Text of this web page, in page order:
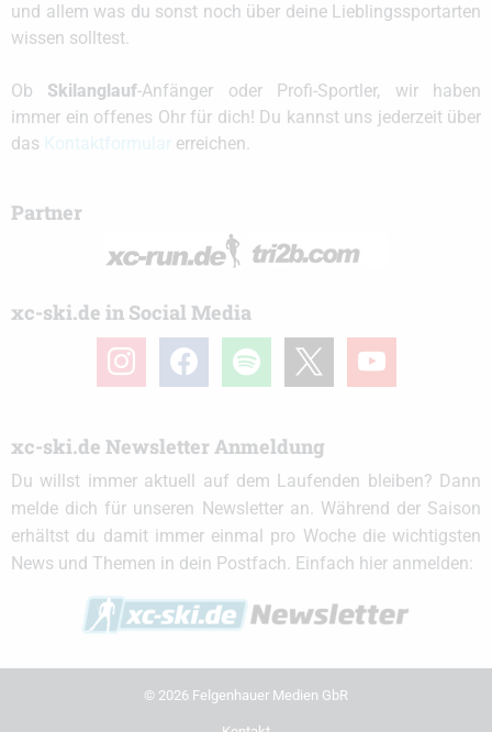
und allem was du sonst noch über deine Lieblingssportarten
wissen solltest.
Ob Skilanglauf-Anfänger oder Profi-Sportler, wir haben
immer ein offenes Ohr für dich! Du kannst uns jederzeit über
das
erreichen.
Partner
xc-ski.de in Social Media
instagramfacebook spotify youtube
xc-ski.de Newsletter Anmeldung
Du willst immer aktuell auf dem Laufenden bleiben? Dann
melde dich für unseren Newsletter an. Während der Saison
erhältst du damit immer einmal pro Woche die wichtigsten
News und Themen in dein Postfach. Einfach hier anmelden:
© 2026 Felgenhauer Medien GbR